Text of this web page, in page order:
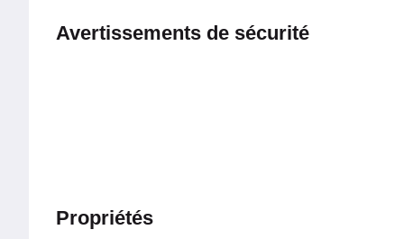
Avertissements de sécurité
Propriétés